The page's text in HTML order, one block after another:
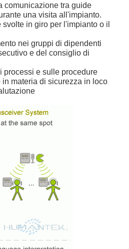
comunicazione tra guide
una visita all'impianto.
in giro per l'impianto o il
nei gruppi di dipendenti
e del consiglio di
processi e sulle procedure
materia di sicurezza in loco